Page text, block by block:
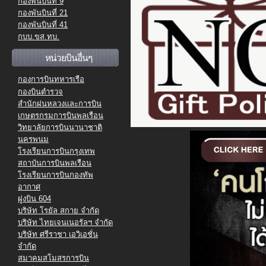
กองพันบินที่ 21
กองพันบินที่ 41
กบบ.ขส.ทบ.
หน่วยบินอื่นๆ
กองการบินทหารเรือ
กองบินตำรวจ
สำนักฝนหลวงและการบิน
เกษตรกรมการบินพลเรือน
วิทยาลัยการบินนานาชาติ
นครพนม
โรงเรียนการบินกรุงเทพ
สถาบันการบินพลเรือน
โรงเรียนการบินกองทัพ
อากาศ
ฝูงบิน 604
บริษัท โรยัล สกาย จำกัด
บริษัท ไทยเจนเนอรัลฯ จำกัด
บริษัท ศรีราชา เอวิเอชั่น
จำกัด
สมาคมสโมสรการบิน